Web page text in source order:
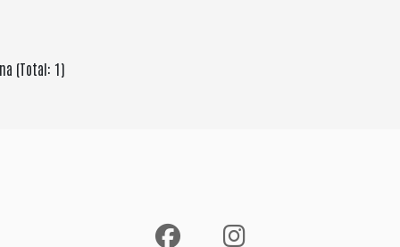
(Total: 1)